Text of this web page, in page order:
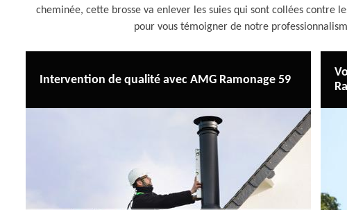
cheminée, cette brosse va enlever les suies qui sont collées contre
pour vous témoigner de notre
Intervention de qualité avec AMG Ramonage 59